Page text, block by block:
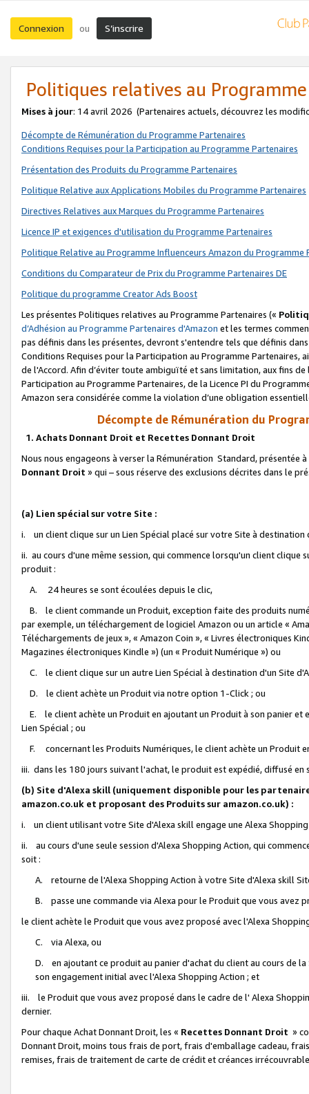
Connexion ou S’inscrire
Politiques relatives au
Mises à jour: 14 avril 2026 (Partenaires actuels, découvrez les
Décompte de Rémunération du Programme Partenaires
Conditions Requises pour la Participation au Programme Partenaires
Présentation des Produits du Programme Partenaires
Politique Relative aux Applications Mobiles du Programme Partenaires
Directives Relatives aux Marques du Programme Partenaires
Licence IP et exigences d'utilisation du Programme Partenaires
Politique Relative au Programme Influenceurs Amazon du Programme
Conditions du Comparateur de Prix du Programme Partenaires DE
Politique du programme Creator Ads Boost
Les présentes Politiques relatives au Programme Partenaires («
d’Adhésion au Programme Partenaires d'Amazon et les termes
pas définis dans les présentes, devront s'entendre tels que définis
Conditions Requises pour la Participation au Programme Partenaires,
de l'Accord. Afin d’éviter toute ambiguïté et sans limitation, aux fins
Participation au Programme Partenaires, de la Licence PI du
Amazon sera considérée comme la violation d’une obligation
Décompte de Rémunération du
1. Achats Donnant Droit et Recettes Donnant Droit
Nous nous engageons à verser la Rémunération Standard, présentée
Donnant Droit » qui – sous réserve des exclusions décrites dans le
(a) Lien spécial sur votre Site :
i. un client clique sur un Lien Spécial placé sur votre Site à destination
ii. au cours d'une même session, qui commence lorsqu'un client
produit :
A. 24 heures se sont écoulées depuis le clic,
B. le client commande un Produit, exception faite des produits
par exemple, un téléchargement de logiciel Amazon ou un article «
Téléchargements de jeux », « Amazon Coin », « Livres électroniques
Magazines électroniques Kindle ») (un « Produit Numérique ») ou
C. le client clique sur un autre Lien Spécial à destination d'un Site
D. le client achète un Produit via notre option 1-Click ; ou
E. le client achète un Produit en ajoutant un Produit à son panier et
Lien Spécial ; ou
F. concernant les Produits Numériques, le client achète un Produit
iii. dans les 180 jours suivant l'achat, le produit est expédié, diffusé
(b) Site d'Alexa skill (uniquement disponible pour les
amazon.co.uk et proposant des Produits sur amazon.co.uk) :
i. un client utilisant votre Site d'Alexa skill engage une Alexa
ii. au cours d'une seule session d'Alexa Shopping Action, qui
soit :
A. retourne de l'Alexa Shopping Action à votre Site d'Alexa skill
B. passe une commande via Alexa pour le Produit que vous avez
le client achète le Produit que vous avez proposé avec l'Alexa
C. via Alexa, ou
D. en ajoutant ce produit au panier d'achat du client au cours de
son engagement initial avec l'Alexa Shopping Action ; et
iii. le Produit que vous avez proposé dans le cadre de l' Alexa
dernier.
Pour chaque Achat Donnant Droit, les « Recettes Donnant Droit »
Donnant Droit, moins tous frais de port, frais d'emballage cadeau,
remises, frais de traitement de carte de crédit et créances